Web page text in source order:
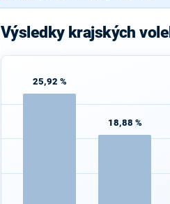
Výsledky krajských
25,92 %
18,88 %